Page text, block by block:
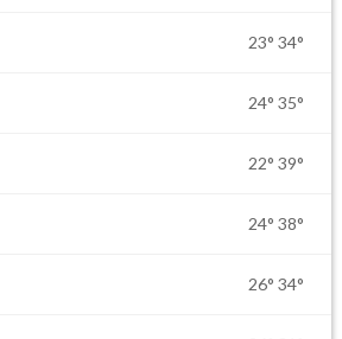
23° 34°
24° 35°
22° 39°
24° 38°
26° 34°